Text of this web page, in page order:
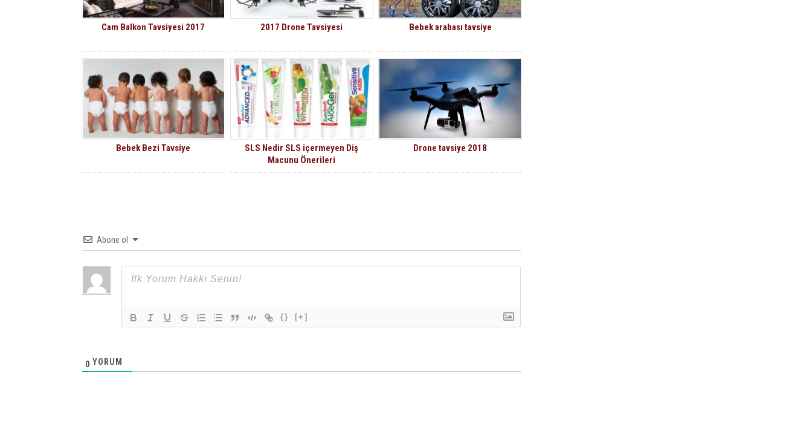
Cam Balkon Tavsiyesi 2017 2017 Drone Tavsiyesi Bebek arabası tavsiye
Bebek Bezi Tavsiye
SLS Nedir SLS içermeyen Diş
Macunu Önerileri
Drone tavsiye 2018
Abone ol
{} [+]
0 YORUM